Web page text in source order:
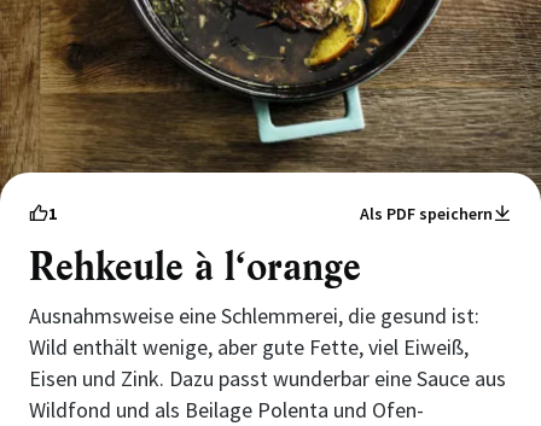
1 Als PDF speichern
Rehkeule à l‘orange
Ausnahmsweise eine Schlemmerei, die gesund ist:
Wild enthält wenige, aber gute Fette, viel Eiweiß,
Eisen und Zink. Dazu passt wunderbar eine Sauce aus
Wildfond und als Beilage Polenta und Ofen-